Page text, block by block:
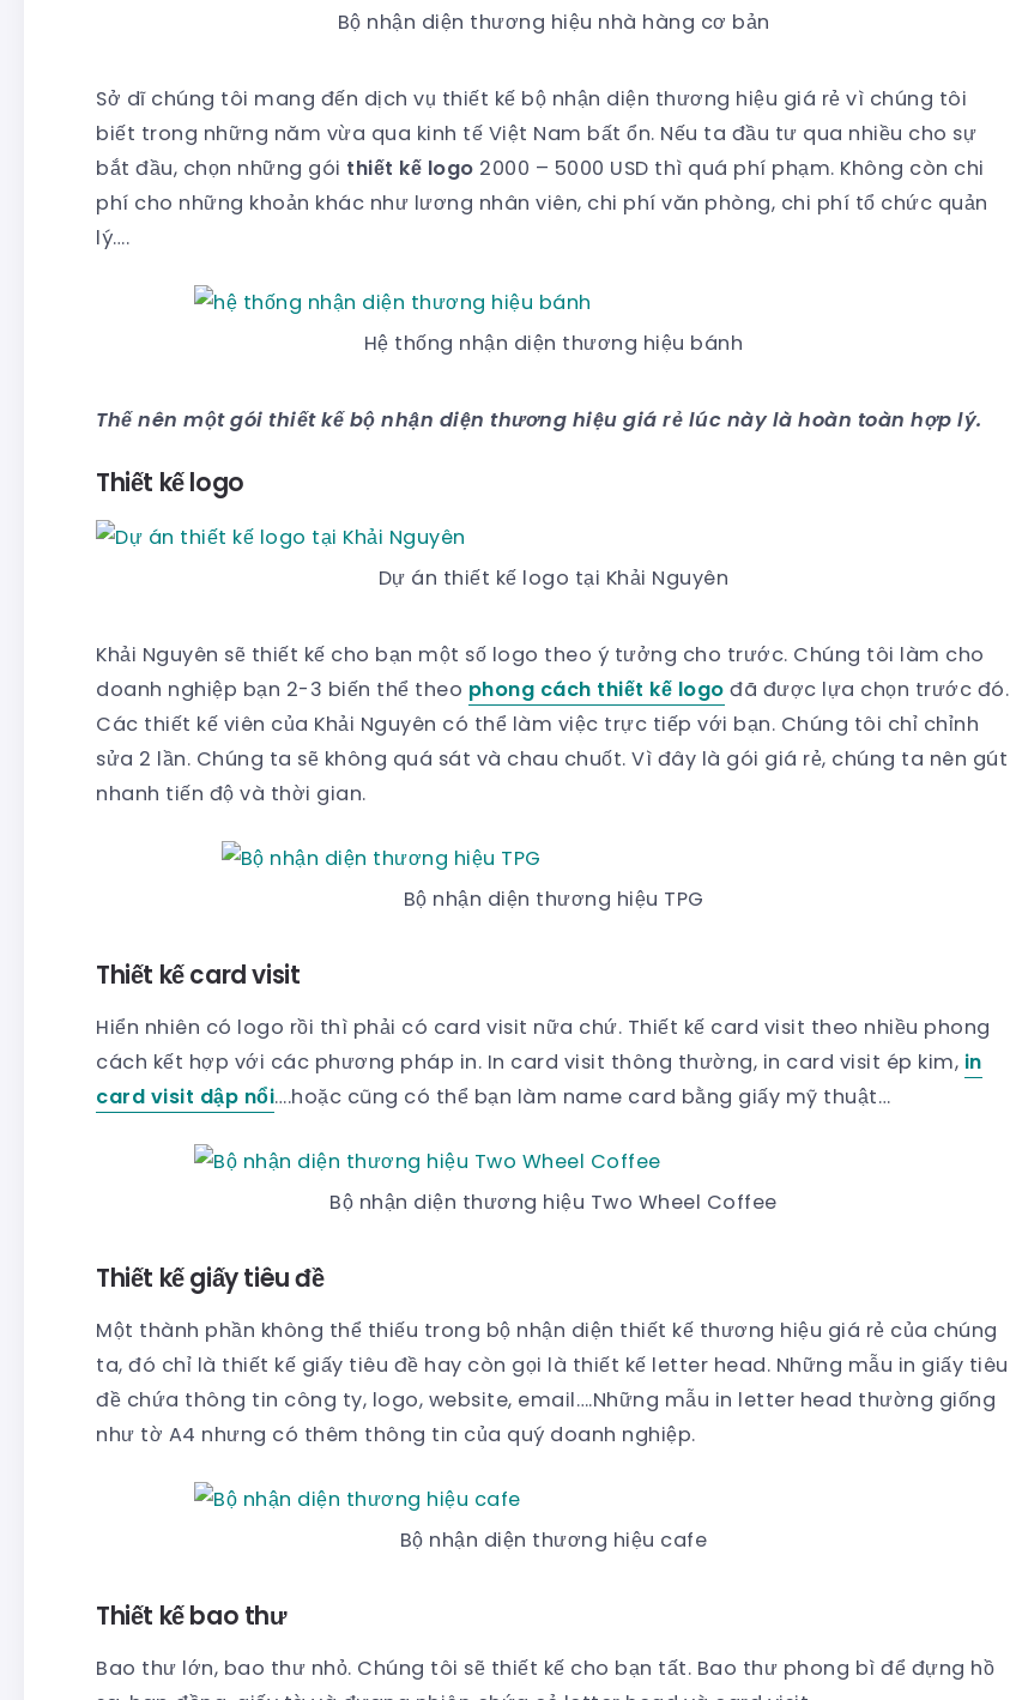
Bộ nhận diện thương hiệu nhà hàng cơ bản
Sở dĩ chúng tôi mang đến dịch vụ thiết kế bộ nhận diện thương hiệu giá rẻ vì chúng tôi
biết trong những năm vừa qua kinh tế Việt Nam bất ổn. Nếu ta đầu tư qua nhiều cho sự
bắt đầu, chọn những gói thiết kế logo 2000 – 5000 USD thì quá phí phạm. Không còn chi
phí cho những khoản khác như lương nhân viên, chi phí văn phòng, chi phí tổ chức quản
lý….
Hệ thống nhận diện thương hiệu bánh
Thế nên một gói thiết kế bộ nhận diện thương hiệu giá rẻ lúc này là hoàn toàn hợp lý.
Thiết kế logo
Dự án thiết kế logo tại Khải Nguyên
Khải Nguyên sẽ thiết kế cho bạn một số logo theo ý tưởng cho trước. Chúng tôi làm cho
doanh nghiệp bạn 2-3 biến thể theo phong cách thiết kế logo đã được lựa chọn trước đó.
Các thiết kế viên của Khải Nguyên có thể làm việc trực tiếp với bạn. Chúng tôi chỉ chỉnh
sửa 2 lần. Chúng ta sẽ không quá sát và chau chuốt. Vì đây là gói giá rẻ, chúng ta nên gút
nhanh tiến độ và thời gian.
Bộ nhận diện thương hiệu TPG
Thiết kế card visit
Hiển nhiên có logo rồi thì phải có card visit nữa chứ. Thiết kế card visit theo nhiều phong
cách kết hợp với các phương pháp in. In card visit thông thường, in card visit ép kim, in
card visit dập nổi….hoặc cũng có thể bạn làm name card bằng giấy mỹ thuật…
Bộ nhận diện thương hiệu Two Wheel Coffee
Thiết kế giấy tiêu đề
Một thành phần không thể thiếu trong bộ nhận diện thiết kế thương hiệu giá rẻ của chúng
ta, đó chỉ là thiết kế giấy tiêu đề hay còn gọi là thiết kế letter head. Những mẫu in giấy tiêu
đề chứa thông tin công ty, logo, website, email….Những mẫu in letter head thường giống
như tờ A4 nhưng có thêm thông tin của quý doanh nghiệp.
Bộ nhận diện thương hiệu cafe
Thiết kế bao thư
Bao thư lớn, bao thư nhỏ. Chúng tôi sẽ thiết kế cho bạn tất. Bao thư phong bì để đựng hồ